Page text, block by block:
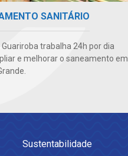
SANITÁRIO
trabalha 24h por dia
e melhorar o saneamento em
Sustentabilidade